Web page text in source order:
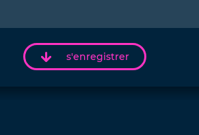
s'enregistrer